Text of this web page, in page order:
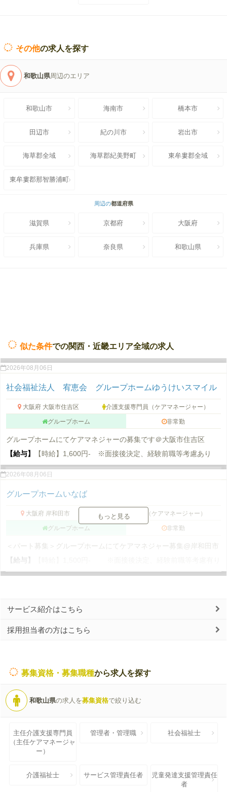
その他の求人を探す
和歌山県周辺のエリア
和歌山市 海南市 橋本市
田辺市 紀の川市 岩出市
海草郡全域 海草郡紀美野町 東牟婁郡全域
東牟婁郡那智勝浦町
周辺の都道府県
滋賀県 京都府 大阪府
兵庫県 奈良県 和歌山県
似た条件での関西・近畿エリア全域の求人
2026年08月06日
社会福祉法人 宥恵会 グループホームゆうけいスマイル
大阪府 大阪市住吉区 介護支援専門員（ケアマネージャー）
グループホーム 非常勤
グループホームにてケアマネジャーの募集です＠大阪市住吉区
【給与】
【時給】1,600円- ※面接後決定、経験前職等考慮あり
2026年08月06日
グループホームいなば
大阪府 岸和田市 介護支援専門員（ケアマネージャー）
グループホーム 非常勤
＜パート募集＞グループホームにてケアマネジャー募集@岸和田市
【給与】
もっと見る
サービス紹介はこちら
採用担当者の方はこちら
募集資格・募集職種から求人を探す
和歌山県の求人を募集資格で絞り込む
主任介護支援専門員
（主任ケアマネージャ
ー）
管理者・管理職 社会福祉士
介護福祉士 サービス管理責任者
児童発達支援管理責任
者